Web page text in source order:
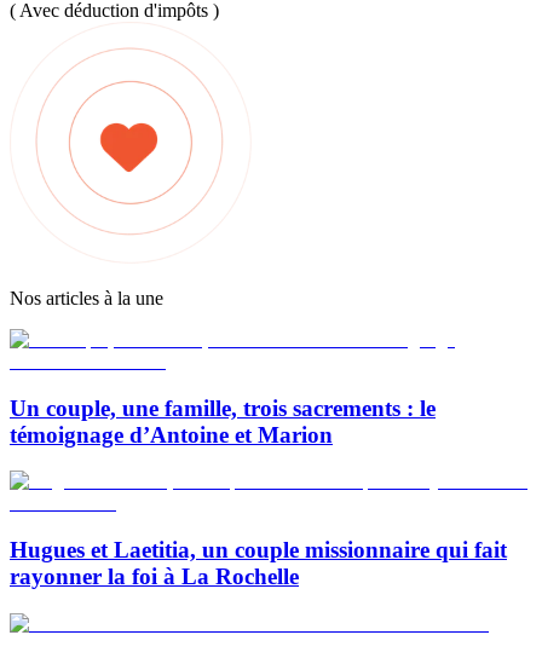
( Avec déduction d'impôts )
Nos articles à la une
Un couple, une famille, trois sacrements : le
témoignage d’Antoine et Marion
Hugues et Laetitia, un couple missionnaire qui fait
rayonner la foi à La Rochelle